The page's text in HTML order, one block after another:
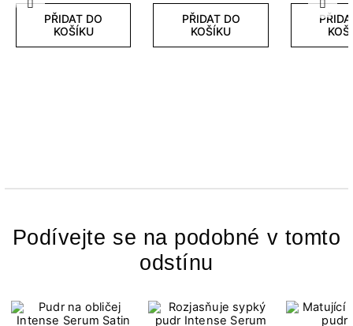
Předchozí Další
PŘIDAT DO
KOŠÍKU
PŘIDAT DO
KOŠÍKU
Podívejte se na podobné v tomto
odstínu